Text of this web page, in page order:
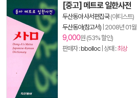
[중고] 메트로 일한사전
두산동아 사서편집국(아티스트)
두산동아(참고서) 2008년 01월
9,000원 (53% 할인)
판매자 :bbolloc| 상태 :최상